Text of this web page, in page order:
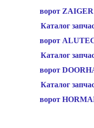
ворот ZAIGER
Каталог
ворот
Каталог
ворот
Каталог
ворот